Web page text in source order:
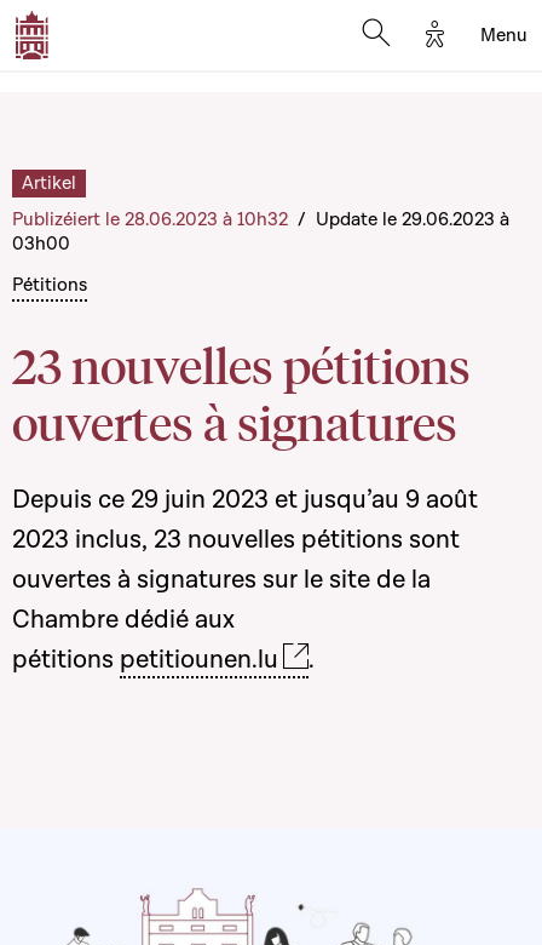
Options
Menu
Pétitions
23 nouvelles pétitions
ouvertes à signatures
Artikel
Publizéiert le 28.06.2023 à 10h32 / Update le 29.06.2023 à
03h00
Depuis ce 29 juin 2023 et jusqu’au 9 août
2023 inclus, 23 nouvelles pétitions sont
ouvertes à signatures sur le site de la
Chambre dédié aux
pétitions petitiounen.lu .